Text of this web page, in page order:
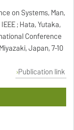
on Systems, Man,
; Hata, Yutaka,
Conference
Japan, 7-10
Publication link